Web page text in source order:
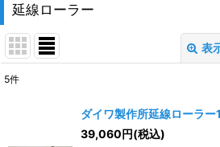
延線ローラー
表
5件
ダイワ製作所延線ローラ
39,060円(税込)